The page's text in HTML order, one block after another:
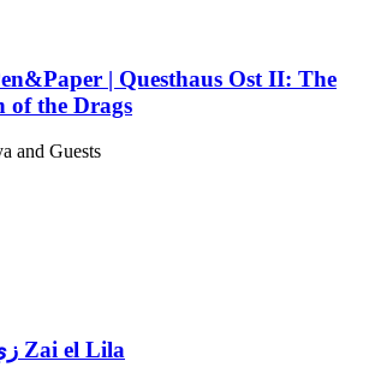
| Questhaus Ost II: The
of the Drags
and Guests
زي‌ اللیلة Zai el Lila